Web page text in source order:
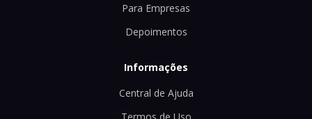
Para Empresas
Depoimentos
Informações
Central de Ajuda